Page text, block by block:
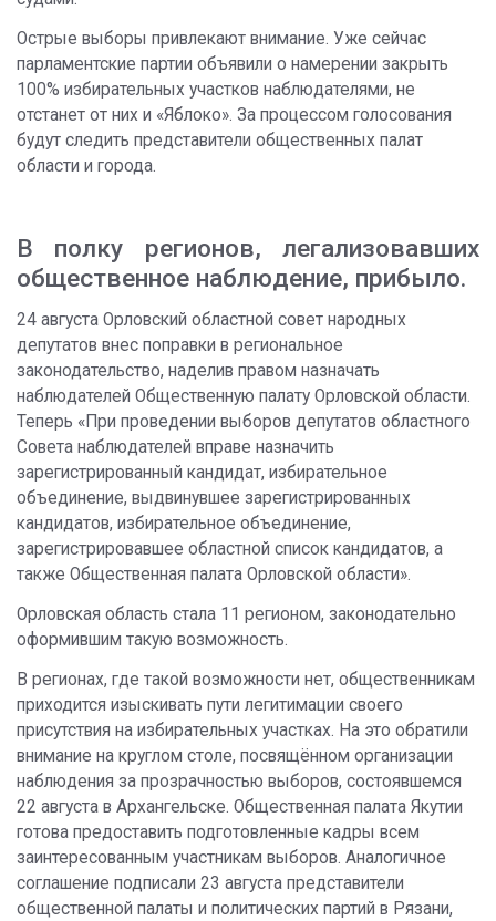
Острые выборы привлекают внимание. Уже сейчас
парламентские партии объявили о намерении закрыть
100% избирательных участков наблюдателями, не
отстанет от них и «Яблоко». За процессом голосования
будут следить представители общественных палат
области и города.
В полку регионов, легализовавших
общественное наблюдение, прибыло.
24 августа Орловский областной совет народных
депутатов внес поправки в региональное
законодательство, наделив правом назначать
наблюдателей Общественную палату Орловской области.
Теперь «При проведении выборов депутатов областного
Совета наблюдателей вправе назначить
зарегистрированный кандидат, избирательное
объединение, выдвинувшее зарегистрированных
кандидатов, избирательное объединение,
зарегистрировавшее областной список кандидатов, а
также Общественная палата Орловской области».
Орловская область стала 11 регионом, законодательно
оформившим такую возможность.
В регионах, где такой возможности нет, общественникам
приходится изыскивать пути легитимации своего
присутствия на избирательных участках. На это обратили
внимание на круглом столе, посвящённом организации
наблюдения за прозрачностью выборов, состоявшемся
22 августа в Архангельске. Общественная палата Якутии
готова предоставить подготовленные кадры всем
заинтересованным участникам выборов. Аналогичное
соглашение подписали 23 августа представители
общественной палаты и политических партий в Рязани,